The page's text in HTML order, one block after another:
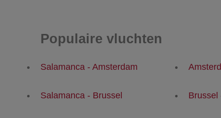
Populaire vluchten
Salamanca - Amsterdam
Salamanca - Brussel Brussel